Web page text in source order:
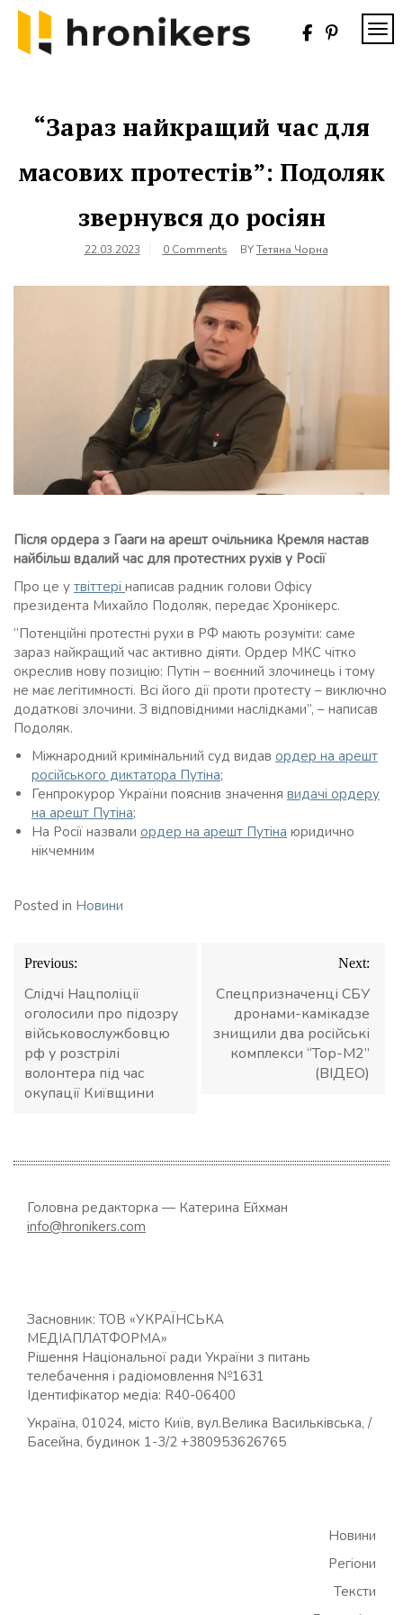
Skip
content
“Зараз найкращий час для
масових протестів”: Подоляк
звернувся до росіян
22.03.2023 0 Comments BYТетяна Чорна
Після ордера з Гааги на арешт очільника Кремля настав
найбільш вдалий час для протестних рухів у Росії
Про це у твіттері написав радник голови Офісу
президента Михайло Подоляк, передає Хронікерс.
“Потенційні протестні рухи в РФ мають розуміти: саме
зараз найкращий час активно діяти. Ордер МКС чітко
окреслив нову позицію: Путін – воєнний злочинець і тому
не має легітимності. Всі його дії проти протесту – виключно
додаткові злочини. З відповідними наслідками”, – написав
Подоляк.
Міжнародний кримінальний суд видав ордер на арешт
російського диктатора Путіна;
Генпрокурор України пояснив значення видачі ордеру
на арешт Путіна;
На Росії назвали ордер на арешт Путіна юридично
нікчемним
Posted in Новини
Навігація
записів
Previous:
Слідчі Нацполіції
оголосили про підозру
військовослужбовцю
рф у розстрілі
волонтера під час
окупації Київщини
Next:
Спецпризначенці СБУ
дронами-камікадзе
знищили два російські
комплекси “Тор-М2”
(ВІДЕО)
Головна редакторка — Катерина Ейхман
info@hronikers.com
Засновник: ТОВ «УКРАЇНСЬКА
МЕДІАПЛАТФОРМА»
Рішення Національної ради України з питань
телебачення і радіомовлення №1631
Ідентифікатор медіа: R40-06400
Україна, 01024, місто Київ, вул.Велика Васильківська, /
Басейна, будинок 1-3/2 +380953626765
Новини
Регіони
Тексти